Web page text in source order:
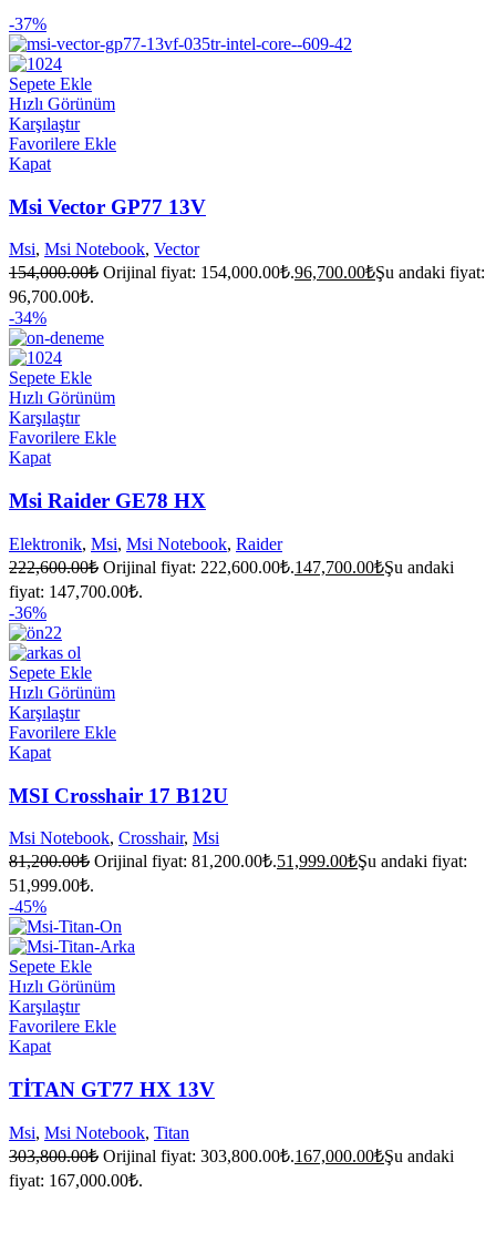
-37%
Sepete Ekle
Hızlı Görünüm
Karşılaştır
Favorilere Ekle
Kapat
Msi Vector GP77 13V
Msi, Msi Notebook, Vector
154,000.00₺ Orijinal fiyat: 154,000.00₺.96,700.00₺Şu andaki fiyat:
96,700.00₺.
-34%
Sepete Ekle
Hızlı Görünüm
Karşılaştır
Favorilere Ekle
Kapat
Msi Raider GE78 HX
Elektronik, Msi, Msi Notebook, Raider
222,600.00₺ Orijinal fiyat: 222,600.00₺.147,700.00₺Şu andaki
fiyat: 147,700.00₺.
-36%
Sepete Ekle
Hızlı Görünüm
Karşılaştır
Favorilere Ekle
Kapat
MSI Crosshair 17 B12U
Msi Notebook, Crosshair, Msi
81,200.00₺ Orijinal fiyat: 81,200.00₺.51,999.00₺Şu andaki fiyat:
51,999.00₺.
-45%
Sepete Ekle
Hızlı Görünüm
Karşılaştır
Favorilere Ekle
Kapat
TİTAN GT77 HX 13V
Msi, Msi Notebook, Titan
303,800.00₺ Orijinal fiyat: 303,800.00₺.167,000.00₺Şu andaki
fiyat: 167,000.00₺.